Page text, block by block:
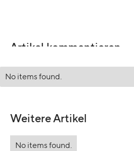
Artikel kommentieren
No items found.
Weitere Artikel
No items found.